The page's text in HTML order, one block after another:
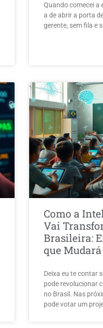
Quando comecei a
a de abrir a porta
gerente, sem fila e
Como a
Vai
Brasileira:
que
Deixa eu te contar
pode revolucionar
no Brasil. Nas
pode votar um